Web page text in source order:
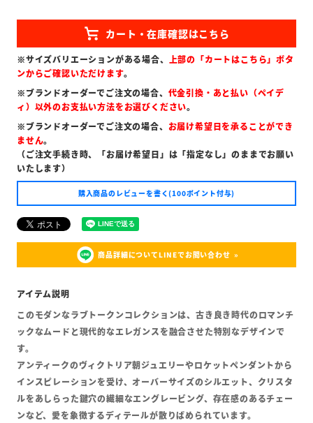
※サイズバリエーションがある場合、 上部の「カートはこちら」ボタ
ンからご確認いただけます。
※ブランドオーダーでご注文の場合、 代金引換・あと払い（ペイデ
ィ）以外のお支払い方法をお選びください。
※ブランドオーダーでご注文の場合、 お届け希望日を承ることができ
ません。
（ご注文手続き時、「お届け希望日」は「指定なし」のままでお願い
いたします）
購入商品のレビューを書く(100ポイント付与)
商品詳細についてLINEでお問い合わせ
このモダンなラブトークンコレクションは、古き良き時代のロマンチ
ックなムードと現代的なエレガンスを融合させた特別なデザインで
す。
アンティークのヴィクトリア朝ジュエリーやロケットペンダントから
インスピレーションを受け、オーバーサイズのシルエット、クリスタ
ルをあしらった鍵穴の繊細なエングレービング、存在感のあるチェー
ンなど、愛を象徴するディテールが散りばめられています。